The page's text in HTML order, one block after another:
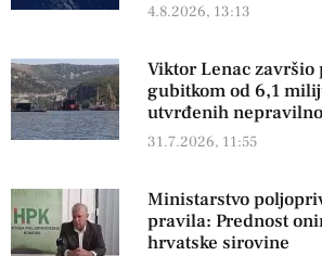
4.8.2026, 13:13
Viktor Lenac završio
gubitkom od 6,1
utvrđenih
31.7.2026, 11:55
Ministarstvo
pravila: Prednost
hrvatske sirovine